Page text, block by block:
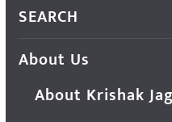
SEARCH
About Us
About Krishak